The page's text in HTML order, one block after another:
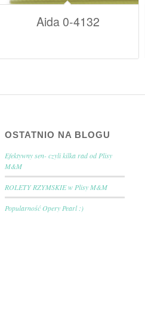
Aida 0-4132
OSTATNIO NA BLOGU
Efektywny sen- czyli kilka rad od Plisy
M&M
ROLETY RZYMSKIE w Plisy M&M
Popularność Opery Pearl :)